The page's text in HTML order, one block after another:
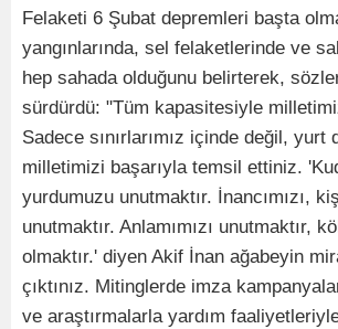
Felaketi 6 Şubat depremleri başta
yangınlarında, sel felaketlerinde ve
hep sahada olduğunu belirterek,
sürdürdü: "Tüm kapasitesiyle
Sadece sınırlarımız içinde değil, yurt
milletimizi başarıyla temsil ettiniz.
yurdumuzu unutmaktır. İnancımızı,
unutmaktır. Anlamımızı unutmaktır,
olmaktır.' diyen Akif İnan ağabeyin
çıktınız. Mitinglerde imza
ve araştırmalarla yardım